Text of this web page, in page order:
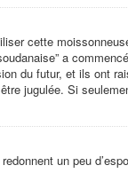
16 ans, Mamadou
allaitantes, rien
ans, il a dû
cette
a
du futur, et ils ont
jugulée. Si
un peu